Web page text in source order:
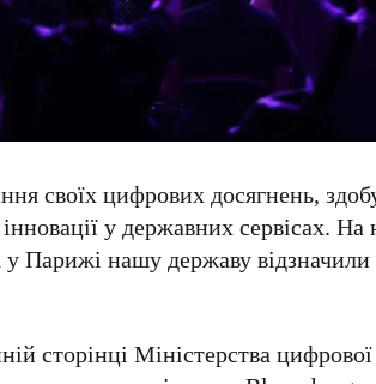
своїх цифрових досягнень,
у державних сервісах. На
уПарижі нашу державу
сторінці Міністерства цифрової